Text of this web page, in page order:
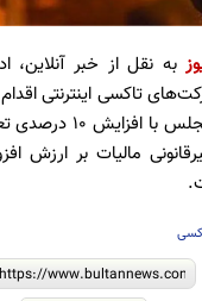
به نقل از خبر آنلاین،
تاکسی اینترنتی
مردم کرده‌اند که
مالیات بر ارزش